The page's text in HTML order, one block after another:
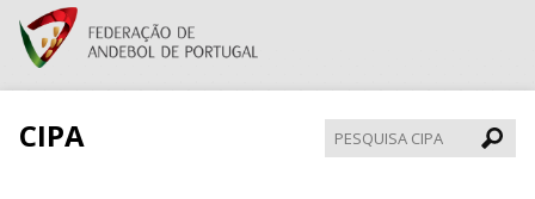
CIPA
CIPA